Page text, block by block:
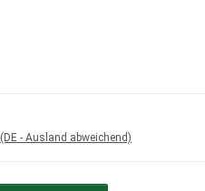
(DE - Ausland abweichend)